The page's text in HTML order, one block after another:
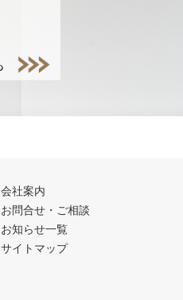
会社案内
お問合せ・ご相談
お知らせ一覧
サイトマップ